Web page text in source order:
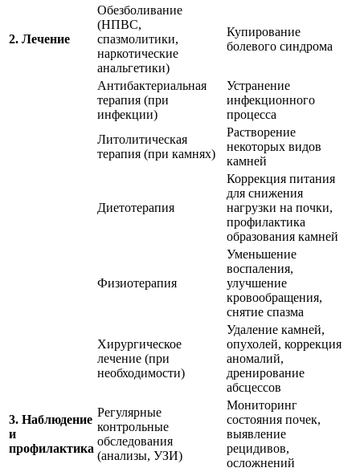
2. Лечение
Обезболивание
(НПВС,
спазмолитики,
наркотические
анальгетики)
Купирование
болевого синдрома
Антибактериальная
терапия (при
инфекции)
Устранение
инфекционного
процесса
Литолитическая
терапия (при камнях)
Растворение
некоторых видов
камней
Диетотерапия
Коррекция питания
для снижения
нагрузки на почки,
профилактика
образования камней
Физиотерапия
Уменьшение
воспаления,
улучшение
кровообращения,
снятие спазма
Хирургическое
лечение (при
необходимости)
Удаление камней,
опухолей, коррекция
аномалий,
дренирование
абсцессов
3. Наблюдение
и
профилактика
Регулярные
контрольные
обследования
(анализы, УЗИ)
Мониторинг
состояния почек,
выявление
рецидивов,
осложнений